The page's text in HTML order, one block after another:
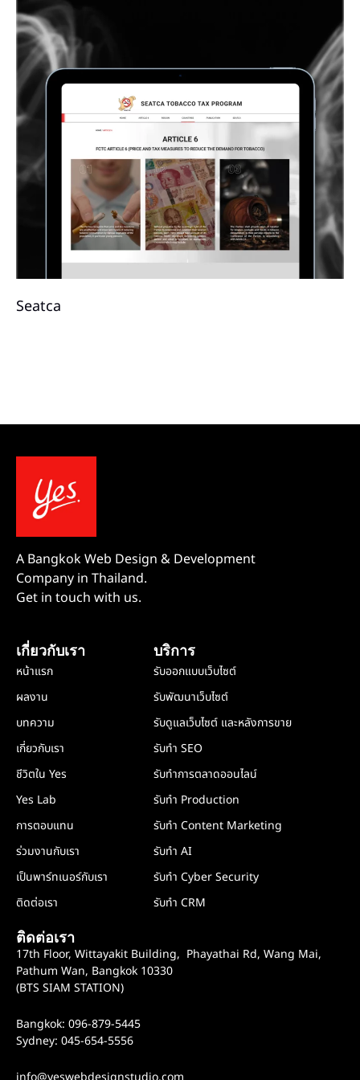
Seatca
A Bangkok Web Design & Development
Company in Thailand.
Get in touch with us.
เกี่ยวกับเรา
หน้าแรก
ผลงาน
บทความ
เกี่ยวกับเรา
ชีวิตใน Yes
Yes Lab
การตอบแทน
ร่วมงานกับเรา
เป็นพาร์ทเนอร์กับเรา
ติดต่อเรา
บริการ
รับออกแบบเว็บไซต์
รับพัฒนาเว็บไซต์
รับดูแลเว็บไซต์ และหลังการขาย
รับทำ SEO
รับทำการตลาดออนไลน์
รับทำ Production
รับทำ Content Marketing
รับทำ AI
รับทำ Cyber Security
รับทำ CRM
ติดต่อเรา
17th Floor, Wittayakit Building, Phayathai Rd, Wang Mai,
Pathum Wan, Bangkok 10330
(BTS SIAM STATION)
Bangkok: 096-879-5445
Sydney: 045-654-5556